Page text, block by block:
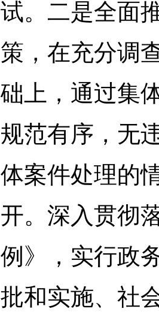
试。二是全面
策，在充分调
础上，通过集
规范有序，无
体案件处理的
开。深入贯彻
例》，实行政
批和实施、社